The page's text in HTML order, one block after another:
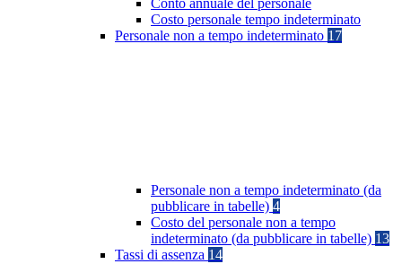
Conto annuale del personale
Costo personale tempo indeterminato
Personale non a tempo indeterminato 17
Personale non a tempo indeterminato (da
pubblicare in tabelle) 4
Costo del personale non a tempo
indeterminato (da pubblicare in tabelle) 13
Tassi di assenza 14